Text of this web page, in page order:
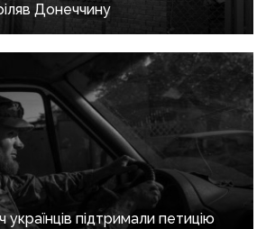
Донеччину
підтримали петицію